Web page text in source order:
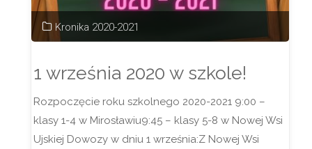
Kronika 2020-2021
1 września 2020 w szkole!
Rozpoczęcie roku szkolnego 2020-2021 9:00 –
klasy 1-4 w Mirosławiu9:45 – klasy 5-8 w Nowej Wsi
Ujskiej Dowozy w dniu 1 września:Z Nowej Wsi